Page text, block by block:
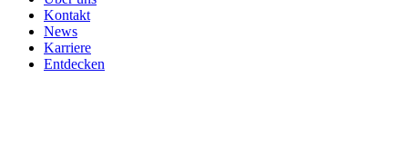
Kontakt
News
Karriere
Entdecken